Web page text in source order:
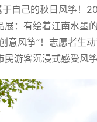
于自己的秋日风筝！
展：有绘着江南水墨
意风筝”！志愿者生
游客沉浸式感受风